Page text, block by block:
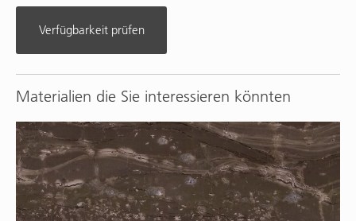
Verfügbarkeit prüfen
Materialien die Sie interessieren könnten